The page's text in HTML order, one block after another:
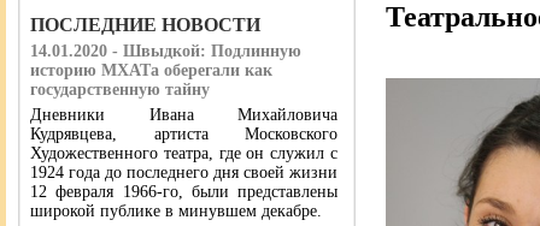
ПОСЛЕДНИЕ НОВОСТИ
14.01.2020 - Швыдкой: Подлинную
историю МХАТа оберегали как
государственную тайну
Дневники Ивана Михайловича
Кудрявцева, артиста Московского
Художественного театра, где он служил с
1924 года до последнего дня своей жизни
12 февраля 1966-го, были представлены
широкой публике в минувшем декабре.